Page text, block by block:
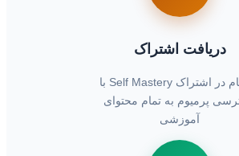
دریافت اشتراک
ثبت‌نام در اشتراک Self Mastery با
پرمیوم به تمام محتوای
آموزشی